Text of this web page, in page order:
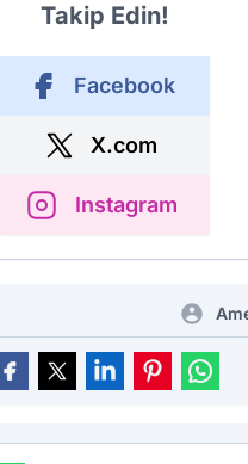
Takip Edin!
Facebook
X.com
Instagram